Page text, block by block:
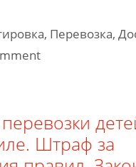
Перевозка,
Штраф за